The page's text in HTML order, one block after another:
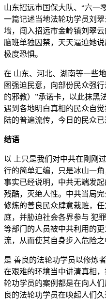
山东招远市国保大队、“六一
一篇记述当地法轮功学员刘
墙，闯入招远市金岭镇刘翠
脑班单独囚禁，天天逼迫她
极度恐惧。
在 山东、河北、湖南等一些
图强迫民意，向部份民众强
的邪教）”承诺卡，以此抹黑
遇到各地明白真相的民众自
陆的普遍流传，今日的民众
结语
以 上只是我们对中共在刚刚
行的简单汇编，只是冰山一
事实已经说明，中共无端发
残酷，灭绝人性。中共当局
修炼的善良民众肆意栽赃，
庭，并胁迫社会各界参与 犯
等部门的人员被中共利用的
流，从而使其自身步入危险
是 善良的法轮功学员以修炼
在艰难的环境当中讲清真相
轮功学员的案例都是在向人
良的法轮功学员在唤起人们